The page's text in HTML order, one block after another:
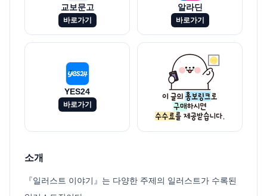
교보문고
바로가기
알라딘
바로가기
YES24
바로가기
소개
『일러스트 이야기』는 다양한 주제의 일러스트가 수록된